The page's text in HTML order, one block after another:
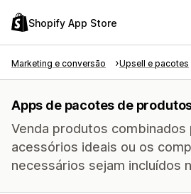
Shopify App Store
Marketing e conversão Upsell e pacotes
Apps de pacotes de
Venda produtos combinados
acessórios ideais ou os
necessários sejam incluídos